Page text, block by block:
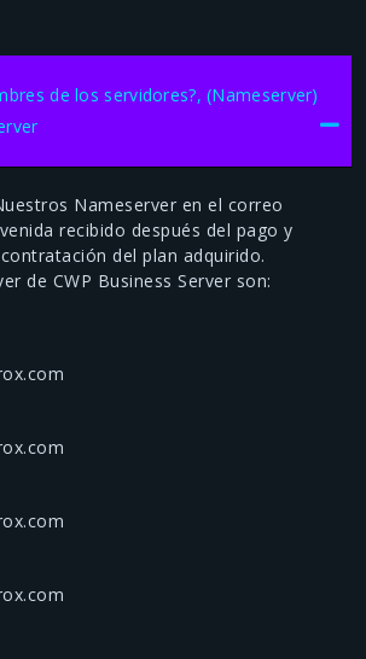
de los servidores?, (Nameserver)
Nameserver en el correo
recibido después del pago y
del plan adquirido.
de CWP Business Server son: